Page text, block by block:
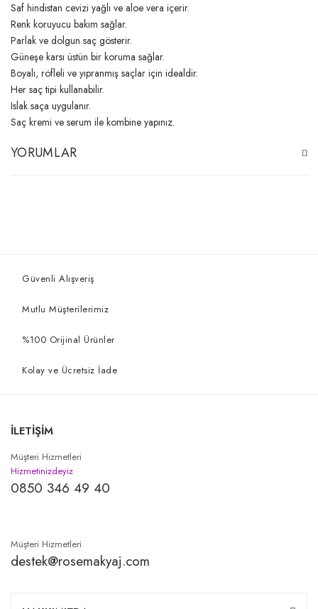
Saf hindistan cevizi yağlı ve aloe vera içerir.
Renk koruyucu bakım sağlar.
Parlak ve dolgun saç gösterir.
Güneşe karsı üstün bir koruma sağlar.
Boyalı, röfleli ve yıpranmış saçlar için idealdir.
Her saç tipi kullanabilir.
Islak saça uygulanır.
Saç kremi ve serum ile kombine yapınız.
YORUMLAR
Güvenli Alışveriş
Mutlu Müşterilerimiz
%100 Orijinal Ürünler
Kolay ve Ücretsiz İade
İLETİŞİM
Müşteri Hizmetleri
Hizmetinizdeyiz
0850 346 49 40
Müşteri Hizmetleri
destek@rosemakyaj.com